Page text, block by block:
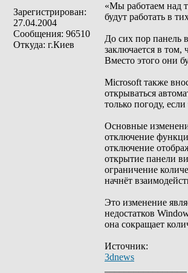
Зарегистрирован:
27.04.2004
Сообщения: 96510
Откуда: г.Киев
«Мы работаем над
будут работать в
До сих пор панель
заключается в том,
Вместо этого они
Microsoft также
открываться
только погоду,
Основные
отключение
отключение
открытие панели
ограничение
начнёт
Это изменение
недостатков
она сокращает
Источник:
3dnews